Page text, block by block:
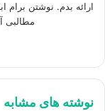
ارائه بدم. نوشتن برام
مطالبی
نوشته های مشابه